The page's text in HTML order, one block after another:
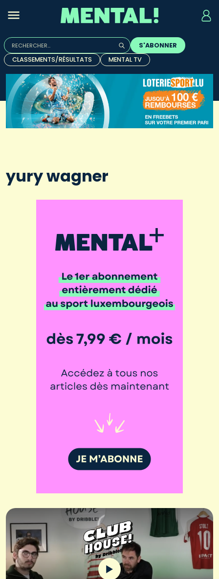
Rechercher :
Quand les résultats de l'auto-complétion sont
S'ABONNER
CLASSEMENTS/RÉSULTATS
MENTAL TV
yury wagner